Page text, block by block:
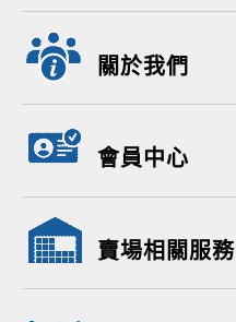
關於我們
會員中心
賣場相關服務